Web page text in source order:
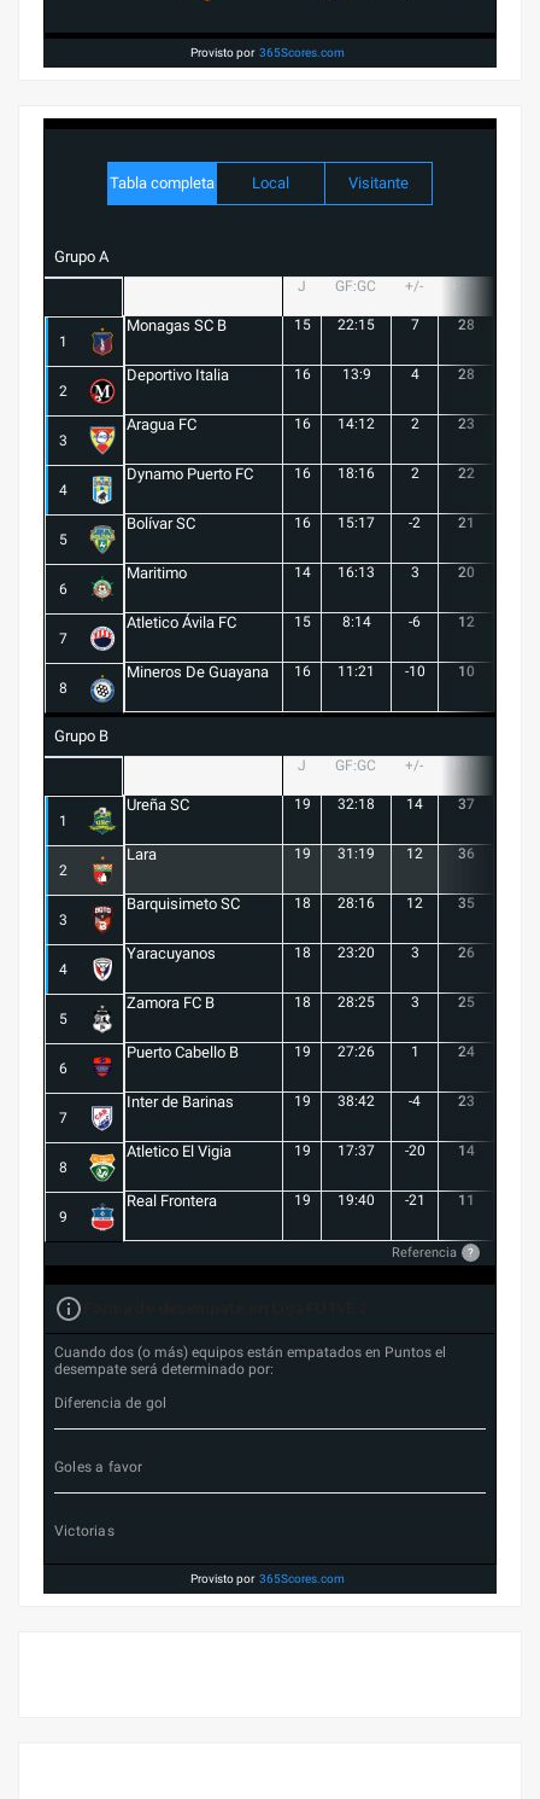
Provisto por 365Scores.com
Tabla completa Local Visitante
Grupo A
J GF:GC +/-
1
Monagas SC B 15 22:15 7 28
2
Deportivo Italia 16 13:9 4 28
3
Aragua FC 16 14:12 2 23
4
Dynamo Puerto FC 16 18:16 2 22
5
Bolívar SC 16 15:17 -2 21
6
Maritimo 14 16:13 3 20
7
Atletico Ávila FC 15 8:14 -6 12
8
Mineros De Guayana 16 11:21 -10 10
Grupo B
J GF:GC +/-
1
Ureña SC 19 32:18 14 37
2
Lara 19 31:19 12 36
3
Barquisimeto SC 18 28:16 12 35
4
Yaracuyanos 18 23:20 3 26
5
Zamora FC B 18 28:25 3 25
6
Puerto Cabello B 19 27:26 1 24
7
Inter de Barinas 19 38:42 -4 23
8
Atletico El Vigia 19 17:37 -20 14
9
Real Frontera 19 19:40 -21 11
Referencia ?
Cuando dos (o más) equipos están empatados en Puntos el
desempate será determinado por:
Diferencia de gol
Goles a favor
Victorias
Provisto por 365Scores.com